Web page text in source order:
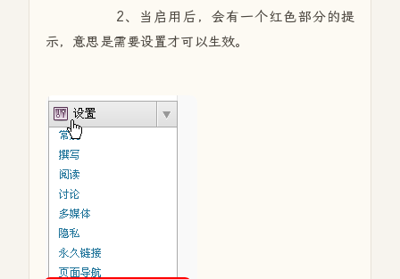
2、当启用后，会有一个红色部分的提
示，意思是需要设置才可以生效。